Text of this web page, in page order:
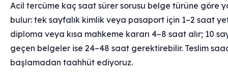
Acil tercüme kaç saat sürer sorusu belge türüne göre
bulur: tek sayfalık kimlik veya pasaport için 1–2 saat
diploma veya kısa mahkeme kararı 4–8 saat alır; 10
geçen belgeler ise 24–48 saat gerektirebilir. Teslim
başlamadan taahhüt ediyoruz.